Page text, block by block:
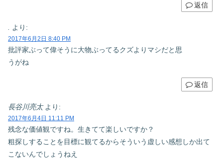
返信
より:
2017年6月2日 8:40 PM
批評家ぶって偉そうに大物ぶってるクズよりマシだと思
うがね
返信
長谷川亮太 より:
2017年6月4日 11:11 PM
残念な価値観ですね。生きてて楽しいですか？
粗探しすることを目標に観てるからそういう虚しい感想しか出て
こないんでしょうねえ